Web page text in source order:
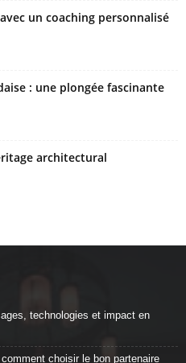
un coaching personnalisé
: une plongée fascinante
architectural
technologies et impact en
choisir le bon partenaire